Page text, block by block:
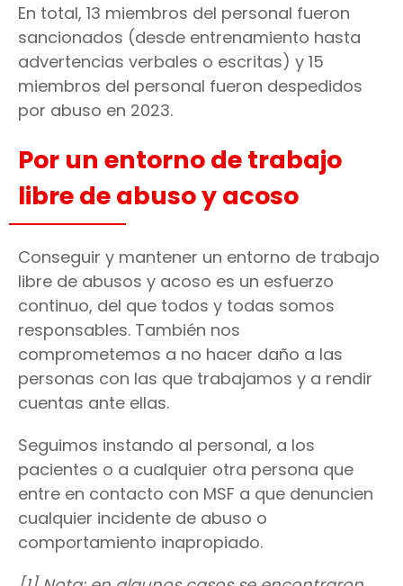
En total, 13 miembros del personal fueron
sancionados (desde entrenamiento hasta
advertencias verbales o escritas) y 15
miembros del personal fueron despedidos
por abuso en 2023.
Por un entorno de trabajo
libre de abuso y acoso
Conseguir y mantener un entorno de trabajo
libre de abusos y acoso es un esfuerzo
continuo, del que todos y todas somos
responsables. También nos
comprometemos a no hacer daño a las
personas con las que trabajamos y a rendir
cuentas ante ellas.
Seguimos instando al personal, a los
pacientes o a cualquier otra persona que
entre en contacto con MSF a que denuncien
cualquier incidente de abuso o
comportamiento inapropiado.